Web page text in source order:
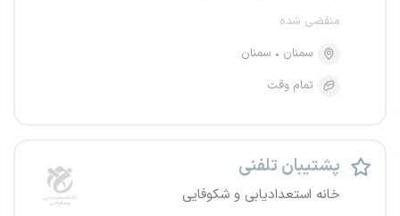
منقضی شده
سمنان
سمنان
تمام وقت
پشتیبان تلفنی
خانه استعدادیابی و شکوفایی